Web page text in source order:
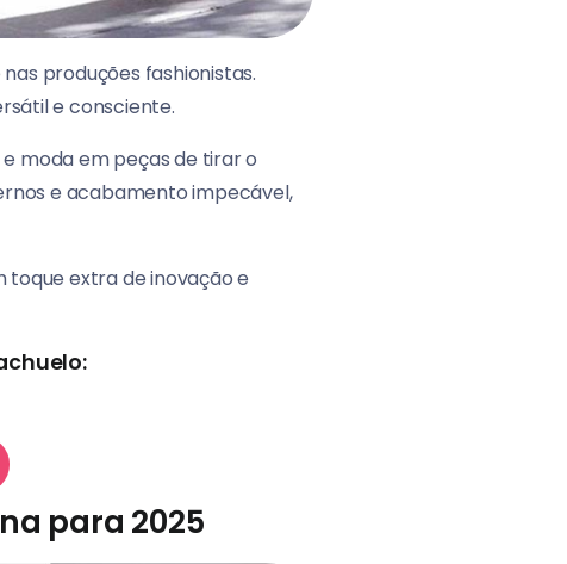
produções fashionistas.
e consciente.
moda em peças de tirar o
e acabamento impecável,
toque extra de inovação e
para 2025